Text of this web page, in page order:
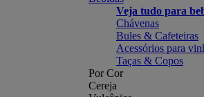
Veja tudo para
Chávenas
Bules & Cafeteiras
Acessórios para
Taças & Copos
Por Cor
Cereja